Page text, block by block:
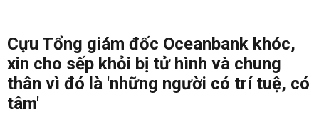
Cựu Tổng giám đốc Oceanbank khóc,
xin cho sếp khỏi bị tử hình và chung
thân vì đó là 'những người có trí tuệ, có
tâm'